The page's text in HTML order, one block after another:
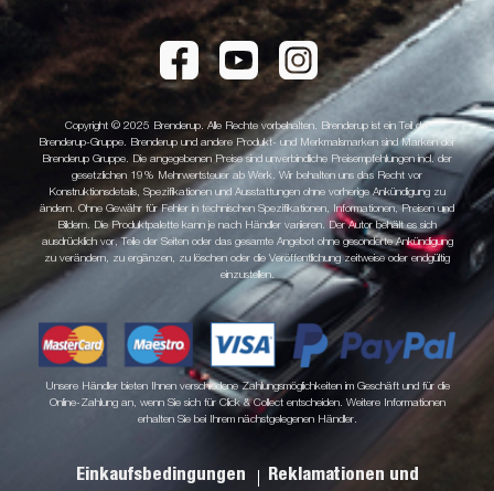
Copyright © 2025 Brenderup. Alle Rechte vorbehalten. Brenderup ist ein Teil der
Brenderup-Gruppe. Brenderup und andere Produkt- und Merkmalsmarken sind Marken der
Brenderup Gruppe. Die angegebenen Preise sind unverbindliche Preisempfehlungen incl. der
gesetzlichen 19% Mehrwertsteuer ab Werk. Wir behalten uns das Recht vor
Konstruktionsdetails, Spezifikationen und Ausstattungen ohne vorherige Ankündigung zu
ändern. Ohne Gewähr für Fehler in technischen Spezifikationen, Informationen, Preisen und
Bildern. Die Produktpalette kann je nach Händler variieren. Der Autor behält es sich
ausdrücklich vor, Teile der Seiten oder das gesamte Angebot ohne gesonderte Ankündigung
zu verändern, zu ergänzen, zu löschen oder die Veröffentlichung zeitweise oder endgültig
einzustellen.
Unsere Händler bieten Ihnen verschiedene Zahlungsmöglichkeiten im Geschäft und für die
Online-Zahlung an, wenn Sie sich für Click & Collect entscheiden. Weitere Informationen
erhalten Sie bei Ihrem nächstgelegenen Händler.
Einkaufsbedingungen Reklamationen und